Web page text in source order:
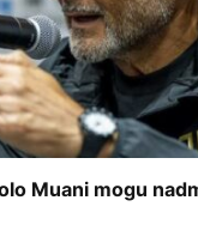
Muani mogu